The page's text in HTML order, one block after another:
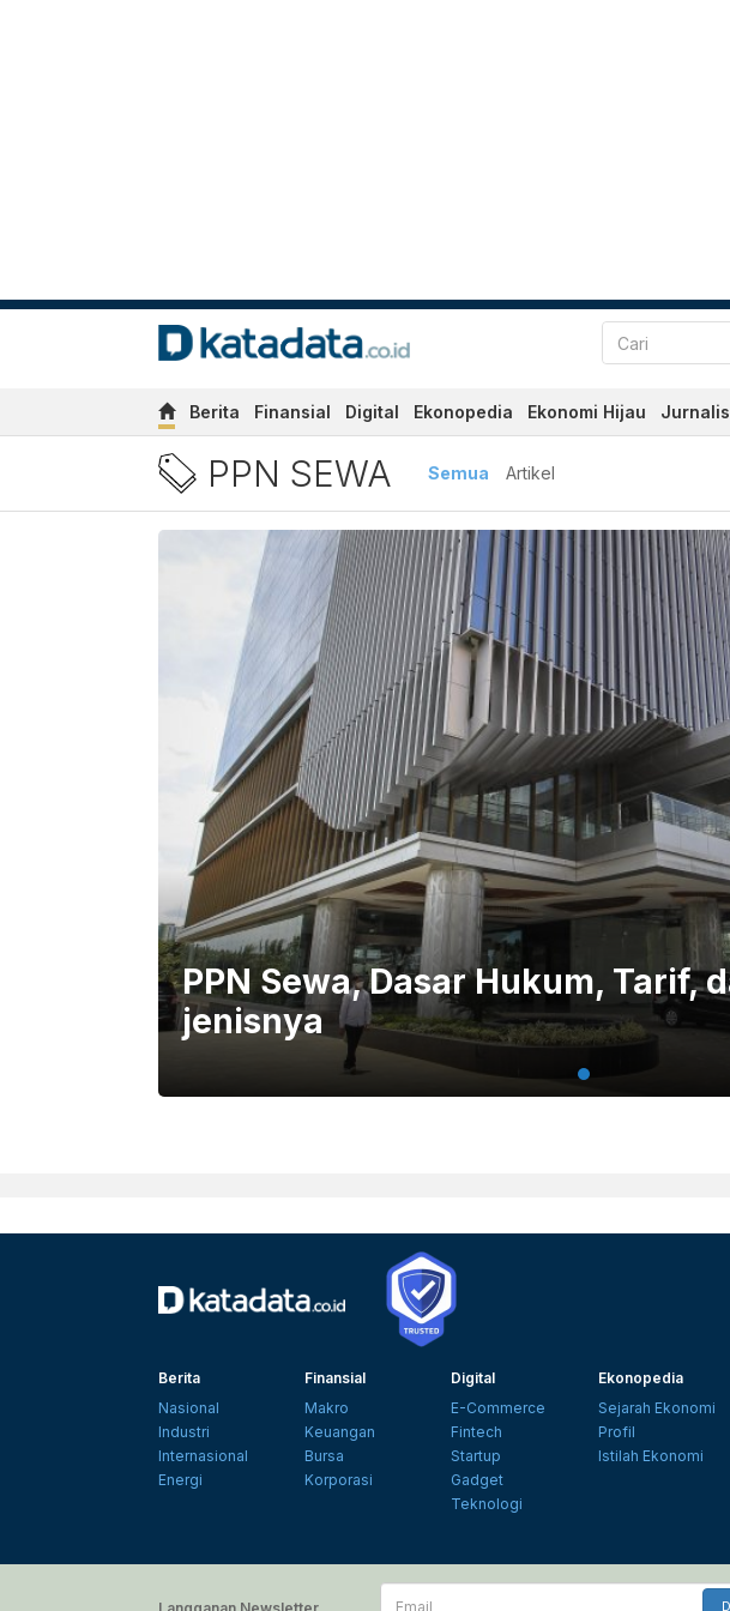
Berita Finansial Digital Ekonopedia Ekonomi Hijau
Berita PPN Sewa Terbaru dan
PPN SEWA Semua Artikel
PPN Sewa, Dasar Hukum, Tarif,
jenisnya
Berita
Nasional
Industri
Internasional
Energi
Finansial
Makro
Keuangan
Bursa
Korporasi
Digital
E-Commerce
Fintech
Startup
Gadget
Teknologi
Ekonopedia
Sejarah Ekonomi
Profil
Istilah Ekonomi
Email